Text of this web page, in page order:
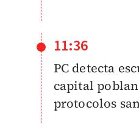
11:36
PC detecta
capital
protocolos